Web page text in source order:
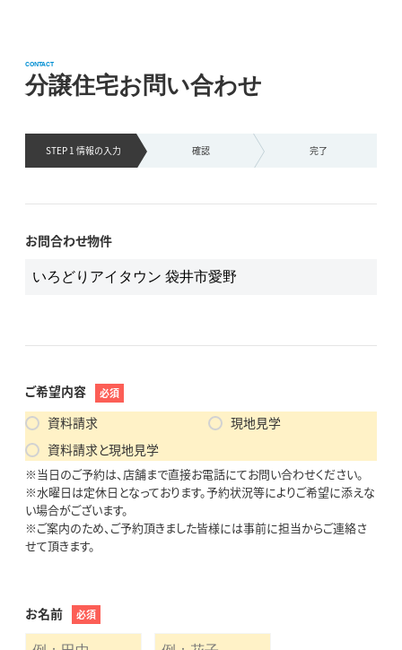
分譲住宅お問い合わせ
CONTACT
STEP 1 情報の入力 確認 完了
お問合わせ物件
ご希望内容 必須
資料請求
現地見学
資料請求と現地見学
※当日のご予約は、店舗まで直接お電話にてお問い合わせください。
※水曜日は定休日となっております。予約状況等によりご希望に添えな
い場合がございます。
※ご案内のため、ご予約頂きました皆様には事前に担当からご連絡さ
せて頂きます。
お名前 必須